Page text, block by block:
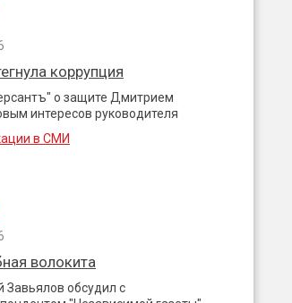
коррупция
о защите Дмитрием
интересов руководителя
в СМИ
волокита
Завьялов обсудил с